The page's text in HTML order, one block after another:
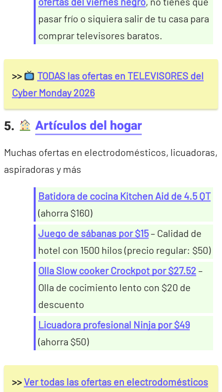
pasar frío o siquiera salir de tu casa para
comprar televisores baratos.
>>
TODAS las ofertas en TELEVISORES del
Cyber Monday 2026
5. Artículos del hogar
Muchas ofertas en electrodomésticos, licuadoras,
aspiradoras y más
Batidora de cocina Kitchen Aid de 4.5 QT
(ahorra $160)
Juego de sábanas por $15– Calidad de
hotel con 1500 hilos (precio regular: $50)
Olla Slow cooker Crockpot por $27.52–
Olla de cocimiento lento con $20 de
descuento
Licuadora profesional Ninja por $49
(ahorra $50)
>>Ver todas las ofertas en electrodomésticos